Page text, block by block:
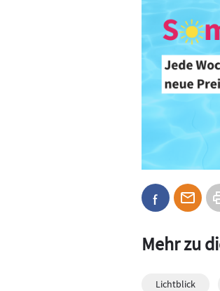
Mehr zu
Lichtblick